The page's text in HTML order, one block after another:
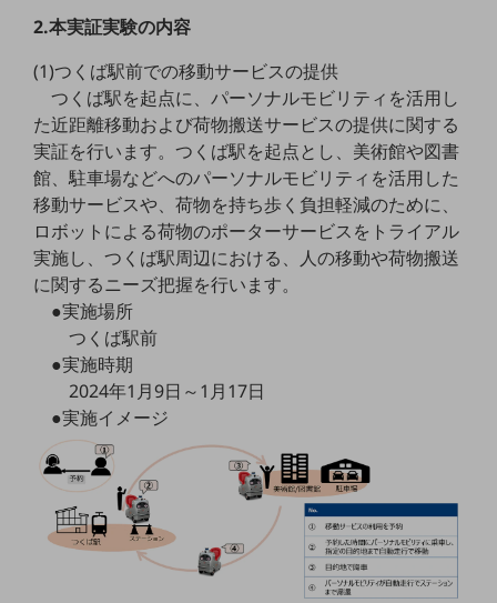
地域共創・地方創生
セキュリティ対策
遠隔監視
顧客体験（CX）改善
自動化・省電化
人材不足解消
業種・業態で探す
業種・業態で探すTOP
一次産業
医療・介護
モビリティ
2.本実証実験の内容
(1)つくば駅前での移動サービスの提供
つくば駅を起点に、パーソナルモビリティを活用し
た近距離移動および荷物搬送サービスの提供に関する
実証を行います。つくば駅を起点とし、美術館や図書
館、駐車場などへのパーソナルモビリティを活用した
移動サービスや、荷物を持ち歩く負担軽減のために、
ロボットによる荷物のポーターサービスをトライアル
実施し、つくば駅周辺における、人の移動や荷物搬送
に関するニーズ把握を行います。
●実施場所
つくば駅前
●実施時期
2024年1月9日～1月17日
●実施イメージ